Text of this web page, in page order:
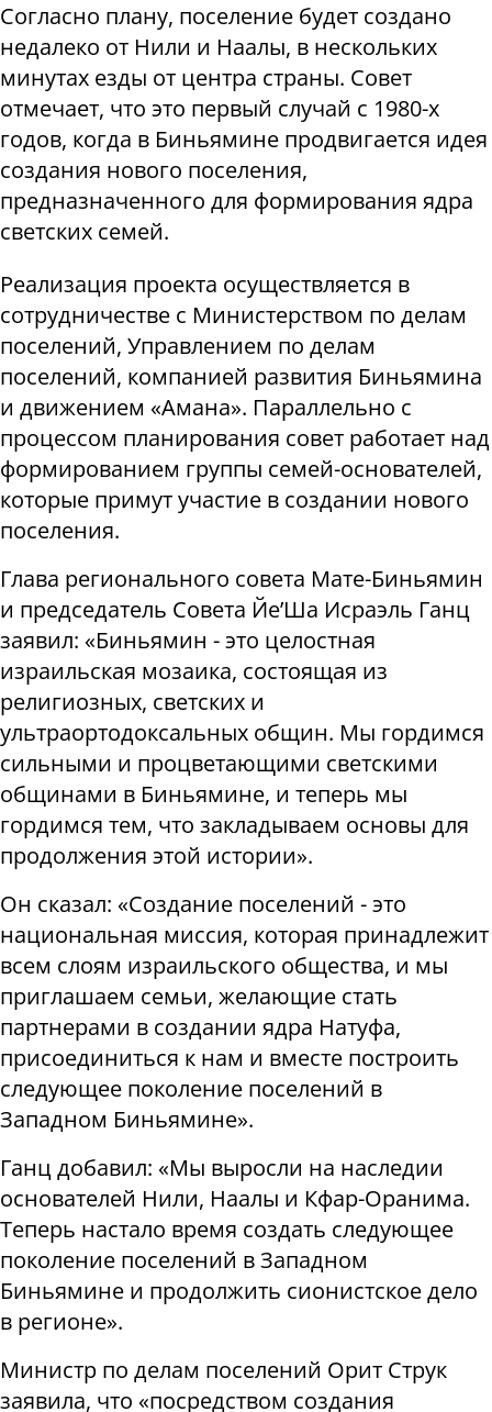
Согласно плану, поселение будет создано
недалеко от Нили и Наалы, в нескольких
минутах езды от центра страны. Совет
отмечает, что это первый случай с 1980-х
годов, когда в Биньямине продвигается идея
создания нового поселения,
предназначенного для формирования ядра
светских семей.
Реализация проекта осуществляется в
сотрудничестве с Министерством по делам
поселений, Управлением по делам
поселений, компанией развития Биньямина
и движением «Амана». Параллельно с
процессом планирования совет работает над
формированием группы семей-основателей,
которые примут участие в создании нового
поселения.
Глава регионального совета Мате-Биньямин
и председатель Совета Йе’Ша Исраэль Ганц
заявил: «Биньямин - это целостная
израильская мозаика, состоящая из
религиозных, светских и
ультраортодоксальных общин. Мы гордимся
сильными и процветающими светскими
общинами в Биньямине, и теперь мы
гордимся тем, что закладываем основы для
продолжения этой истории».
Он сказал: «Создание поселений - это
национальная миссия, которая принадлежит
всем слоям израильского общества, и мы
приглашаем семьи, желающие стать
партнерами в создании ядра Натуфа,
присоединиться к нам и вместе построить
следующее поколение поселений в
Западном Биньямине».
Ганц добавил: «Мы выросли на наследии
основателей Нили, Наалы и Кфар-Оранима.
Теперь настало время создать следующее
поколение поселений в Западном
Биньямине и продолжить сионистское дело
в регионе».
Министр по делам поселений Орит Струк
заявила, что «посредством создания